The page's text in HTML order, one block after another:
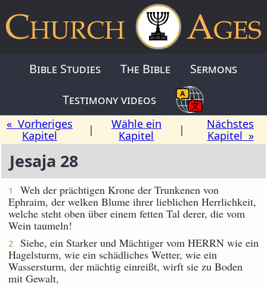
Bible Studies The Bible
Sermons
Testimony videos
« Vorheriges
Kapitel
|
Wähle ein
Kapitel
|
Nächstes
Kapitel »
Jesaja 28
1
Weh der prächtigen Krone der Trunkenen von
Ephraim, der welken Blume ihrer lieblichen Herrlichkeit,
welche steht oben über einem fetten Tal derer, die vom
Wein taumeln!
2
Siehe, ein Starker und Mächtiger vom HERRN wie ein
Hagelsturm, wie ein schädliches Wetter, wie ein
Wassersturm, der mächtig einreißt, wirft sie zu Boden
mit Gewalt,